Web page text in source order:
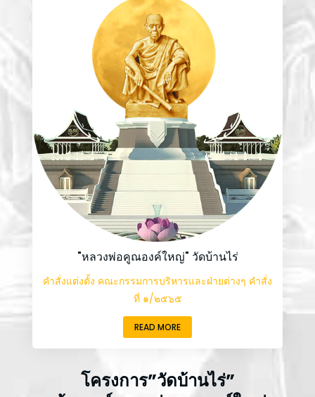
"หลวงพ่อคูณองค์ใหญ่" วัดบ้านไร่
คำสั่งแต่งตั้ง คณะกรรมการบริหารและฝ่ายต่างๆ คำสั่ง
ที่ ๑/๒๕๖๕
READ MORE
โครงการ”วัดบ้านไร่”